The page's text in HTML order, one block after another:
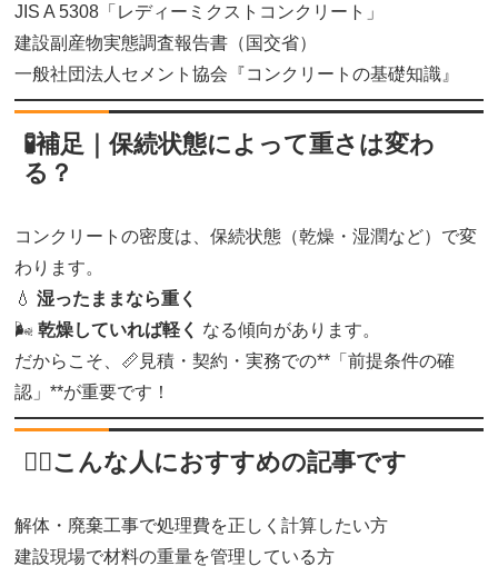
JIS A 5308「レディーミクストコンクリート」
建設副産物実態調査報告書（国交省）
一般社団法人セメント協会『コンクリートの基礎知識』
🧪補足｜保続状態によって重さは変わ
る？
コンクリートの密度は、保続状態（乾燥・湿潤など）で変
わります。
💧湿ったままなら重く
🌬️乾燥していれば軽く なる傾向があります。
だからこそ、📏見積・契約・実務での**「前提条件の確
認」**が重要です！
👷‍♂️こんな人におすすめの記事です
解体・廃棄工事で処理費を正しく計算したい方
建設現場で材料の重量を管理している方